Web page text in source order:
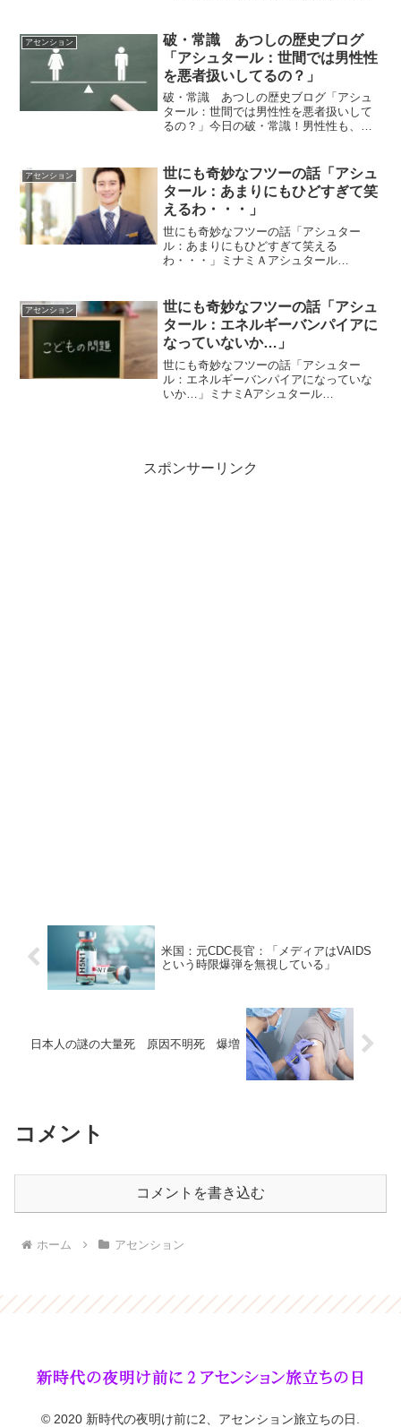
にちは こうしてお話し出来ることに感
謝します。あなた達は...
アセンション
破・常識 あつしの歴史ブログ
「アシュタール：世間では男性性
を悪者扱いしてるの？」
破・常識 あつしの歴史ブログ「アシュ
タール：世間では男性性を悪者扱いして
るの？」今日の破・常識！男性性も、女
す。ただ、役割が違う・・それだけなの
です。得意なことが違う・・...
アセンション
世にも奇妙なフツーの話「アシュ
タール：あまりにもひどすぎて笑
えるわ・・・」
世にも奇妙なフツーの話「アシュター
ル：あまりにもひどすぎて笑える
わ・・・」ミナミＡアシュタール
る方法！」vol.1182 「それは記憶力と回
答の速さだけ...
アセンション
世にも奇妙なフツーの話「アシュ
タール：エネルギーバンパイアに
なっていないか…」
世にも奇妙なフツーの話「アシュター
ル：エネルギーバンパイアになっていな
いか…」ミナミAアシュタール
スポンサーリンク
米国：元CDC長官：「メディアはVAIDS
という時限爆弾を無視している」
日本人の謎の大量死 原因不明死 爆増
コメント
コメントを書き込む
ホーム アセンション
© 2020 新時代の夜明け前に2、アセンション旅立ちの日.